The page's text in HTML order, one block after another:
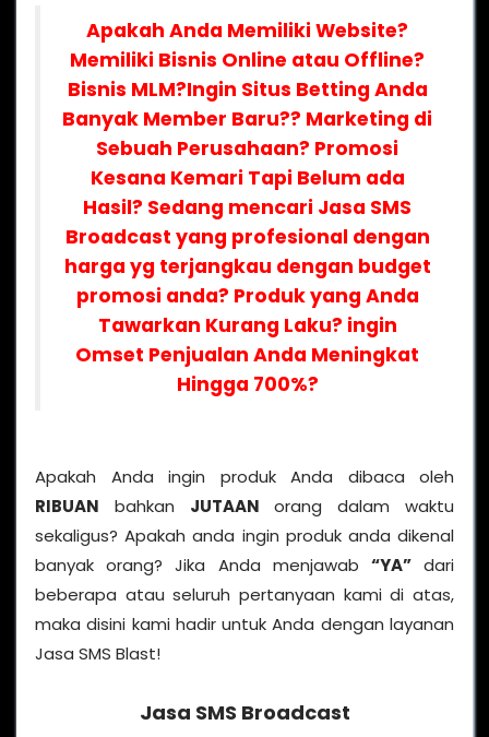
Apakah Anda Memiliki Website?
Memiliki Bisnis Online atau Offline?
Bisnis MLM?Ingin Situs Betting Anda
Banyak Member Baru?? Marketing di
Sebuah Perusahaan? Promosi
Kesana Kemari Tapi Belum ada
Hasil? Sedang mencari Jasa SMS
Broadcast yang profesional dengan
harga yg terjangkau dengan budget
promosi anda? Produk yang Anda
Tawarkan Kurang Laku? ingin
Omset Penjualan Anda Meningkat
Hingga 700%?
Apakah Anda ingin produk Anda dibaca oleh
RIBUAN bahkan JUTAAN orang dalam waktu
sekaligus? Apakah anda ingin produk anda dikenal
banyak orang? Jika Anda menjawab “YA”dari
beberapa atau seluruh pertanyaan kami di atas,
maka disini kami hadir untuk Anda dengan layanan
Jasa SMS Blast!
Jasa SMS Broadcast